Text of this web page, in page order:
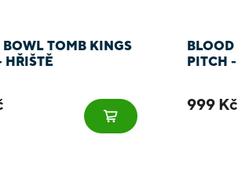
BOWL TOMB KINGS
HŘIŠTĚ
PITCH
999 Kč